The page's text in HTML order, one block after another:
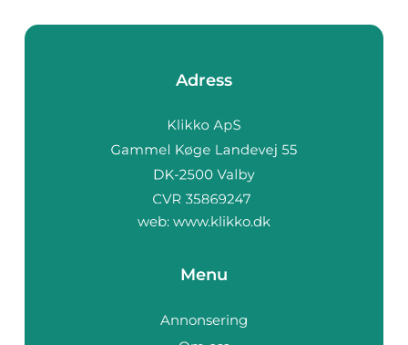
Adress
web: www.klikko.dk
Menu
Annonsering